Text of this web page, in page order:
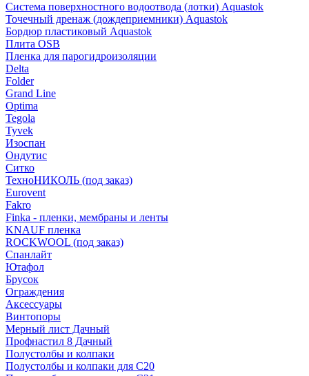
Система поверхностного водоотвода (лотки) Aquastok
Точечный дренаж (дождеприемники) Aquastok
Бордюр пластиковый Aquastok
Плита OSB
Пленка для парогидроизоляции
Delta
Folder
Grand Line
Optima
Tegola
Tyvek
Изоспан
Ондутис
Ситко
ТехноНИКОЛЬ (под заказ)
Eurovent
Fakro
Finka - пленки, мембраны и ленты
KNAUF пленка
ROCKWOOL (под заказ)
Спанлайт
Ютафол
Брусок
Ограждения
Аксессуары
Винтопоры
Мерный лист Дачный
Профнастил 8 Дачный
Полустолбы и колпаки
Полустолбы и колпаки для С20